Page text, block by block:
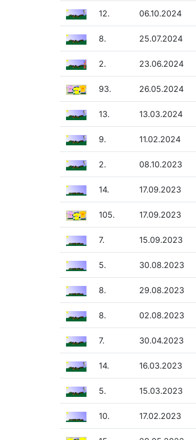
12. 06.10.2024
8. 25.07.2024
2. 23.06.2024
93. 26.05.2024
13. 13.03.2024
9. 11.02.2024
2. 08.10.2023
14. 17.09.2023
105. 17.09.2023
7. 15.09.2023
5. 30.08.2023
8. 29.08.2023
8. 02.08.2023
7. 30.04.2023
14. 16.03.2023
5. 15.03.2023
10. 17.02.2023